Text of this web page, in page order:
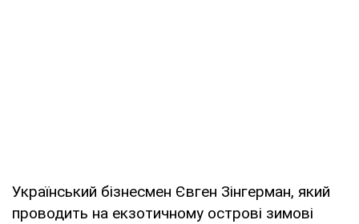
Український бізнесмен Євген Зінгерман, який
проводить на екзотичному острові зимові